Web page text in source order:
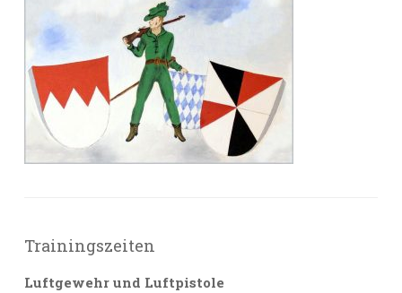
Trainingszeiten
Luftgewehr und Luftpistole